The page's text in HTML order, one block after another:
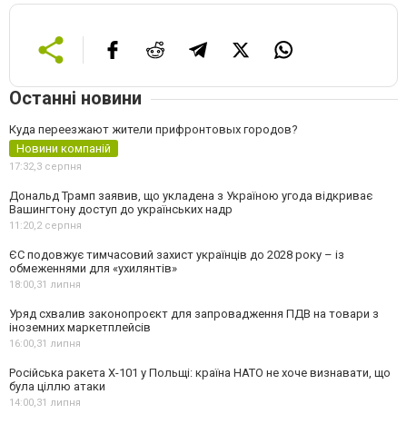
Останні новини
Куда переезжают жители прифронтовых городов?
Новини компаній
17:32,3 серпня
Дональд Трамп заявив, що укладена з Україною угода відкриває
Вашингтону доступ до українських надр
11:20,2 серпня
ЄС подовжує тимчасовий захист українців до 2028 року – із
обмеженнями для «ухилянтів»
18:00,31 липня
Уряд схвалив законопроєкт для запровадження ПДВ на товари з
іноземних маркетплейсів
16:00,31 липня
Російська ракета Х-101 у Польщі: країна НАТО не хоче визнавати, що
була ціллю атаки
14:00,31 липня